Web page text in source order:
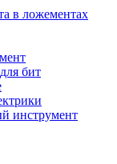
в ложементах
бит
инструмент